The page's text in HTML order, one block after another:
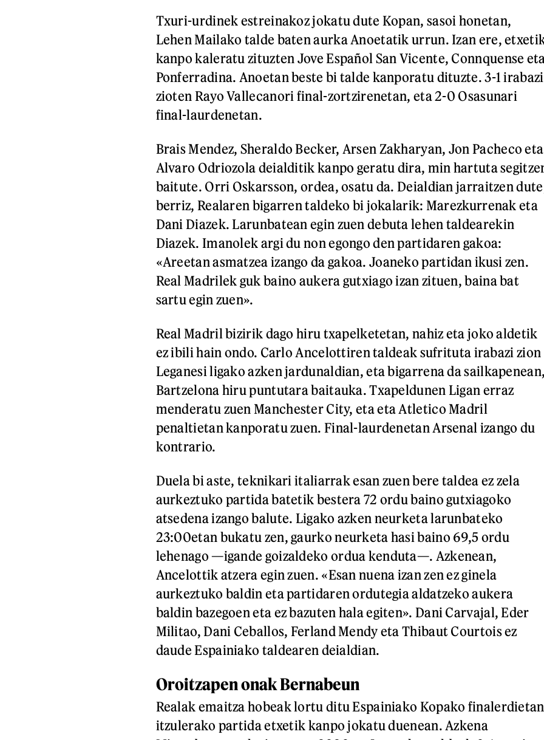
Txuri-urdinek estreinakoz jokatu dute Kopan, sasoi honetan,
Lehen Mailako talde baten aurka Anoetatik urrun. Izan ere,
kanpo kaleratu zituzten Jove Español San Vicente, Connquense
Ponferradina. Anoetan beste bi talde kanporatu dituzte. 3-1 irabazi
zioten Rayo Vallecanori final-zortzirenetan, eta 2-0 Osasunari
final-laurdenetan.
Brais Mendez, Sheraldo Becker, Arsen Zakharyan, Jon Pacheco eta
Alvaro Odriozola deialditik kanpo geratu dira, min hartuta
baitute. Orri Oskarsson, ordea, osatu da. Deialdian jarraitzen
berriz, Realaren bigarren taldeko bi jokalarik: Marezkurrenak eta
Dani Diazek. Larunbatean egin zuen debuta lehen taldearekin
Diazek. Imanolek argi du non egongo den partidaren gakoa:
«Areetan asmatzea izango da gakoa. Joaneko partidan ikusi zen.
Real Madrilek guk baino aukera gutxiago izan zituen, baina bat
sartu egin zuen».
Real Madril bizirik dago hiru txapelketetan, nahiz eta joko aldetik
ez ibili hain ondo. Carlo Ancelottiren taldeak sufrituta irabazi zion
Leganesi ligako azken jardunaldian, eta bigarrena da
Bartzelona hiru puntutara baitauka. Txapeldunen Ligan erraz
menderatu zuen Manchester City, eta eta Atletico Madril
penaltietan kanporatu zuen. Final-laurdenetan Arsenal izango du
kontrario.
Duela bi aste, teknikari italiarrak esan zuen bere taldea ez zela
aurkeztuko partida batetik bestera 72 ordu baino gutxiagoko
atsedena izango balute. Ligako azken neurketa larunbateko
23:00etan bukatu zen, gaurko neurketa hasi baino 69,5 ordu
lehenago —igande goizaldeko ordua kenduta—. Azkenean,
Ancelottik atzera egin zuen. «Esan nuena izan zen ez ginela
aurkeztuko baldin eta partidaren ordutegia aldatzeko aukera
baldin bazegoen eta ez bazuten hala egiten». Dani Carvajal, Eder
Militao, Dani Ceballos, Ferland Mendy eta Thibaut Courtois ez
daude Espainiako taldearen deialdian.
Oroitzapen onak Bernabeun
Realak emaitza hobeak lortu ditu Espainiako Kopako
itzulerako partida etxetik kanpo jokatu duenean. Azkena